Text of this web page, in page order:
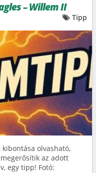
– Willem II
olvasható,
az adott
egy tipp! Fotó:
Tipp